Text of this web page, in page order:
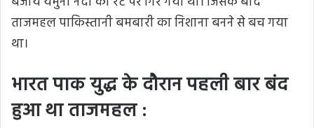
ताजमहल पाकिस्तानी बमबारी का निशाना बनने से बच गया
था।
भारत पाक युद्ध के दौरान पहली बार बंद
हुआ था ताजमहल :